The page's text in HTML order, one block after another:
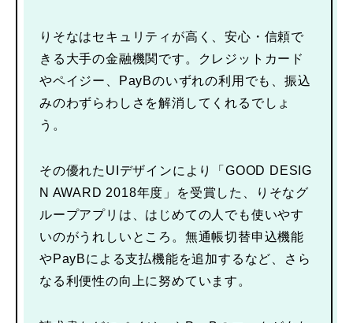
りそなはセキュリティが高く、安心・信頼で
きる大手の金融機関です。クレジットカード
やペイジー、PayBのいずれの利用でも、振込
みのわずらわしさを解消してくれるでしょ
う。
その優れたUIデザインにより「GOOD DESIG
N AWARD 2018年度」を受賞した、りそなグ
ループアプリは、はじめての人でも使いやす
いのがうれしいところ。無通帳切替申込機能
やPayBによる支払機能を追加するなど、さら
なる利便性の向上に努めています。